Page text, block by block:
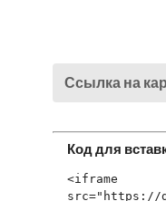
Ссылка на
Код для
<iframe
src="https://